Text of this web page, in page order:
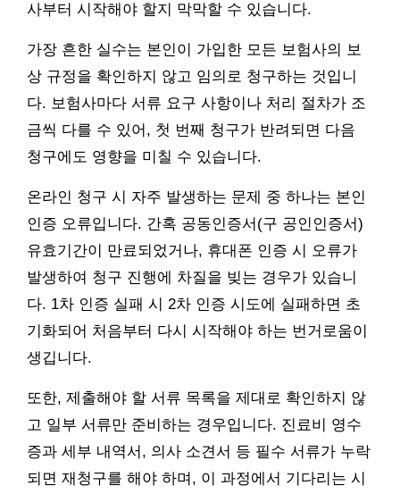
사부터 시작해야 할지 막막할 수 있습니다.
가장 흔한 실수는 본인이 가입한 모든 보험사의 보
상 규정을 확인하지 않고 임의로 청구하는 것입니
다. 보험사마다 서류 요구 사항이나 처리 절차가 조
금씩 다를 수 있어, 첫 번째 청구가 반려되면 다음
청구에도 영향을 미칠 수 있습니다.
온라인 청구 시 자주 발생하는 문제 중 하나는 본인
인증 오류입니다. 간혹 공동인증서(구 공인인증서)
유효기간이 만료되었거나, 휴대폰 인증 시 오류가
발생하여 청구 진행에 차질을 빚는 경우가 있습니
다. 1차 인증 실패 시 2차 인증 시도에 실패하면 초
기화되어 처음부터 다시 시작해야 하는 번거로움이
생깁니다.
또한, 제출해야 할 서류 목록을 제대로 확인하지 않
고 일부 서류만 준비하는 경우입니다. 진료비 영수
증과 세부 내역서, 의사 소견서 등 필수 서류가 누락
되면 재청구를 해야 하며, 이 과정에서 기다리는 시